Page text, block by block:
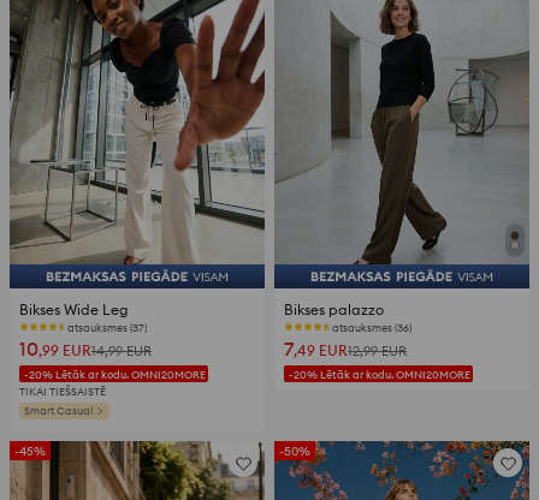
Bikses Wide Leg
atsauksmes (37)
10,99 EUR14,99 EUR
-20% Lētāk ar kodu. OMNI20MORE
TIKAI TIEŠSAISTĒ
Smart Casual
Bikses palazzo
atsauksmes (36)
7,49 EUR12,99 EUR
-20% Lētāk ar kodu. OMNI20MORE
-45% -50%